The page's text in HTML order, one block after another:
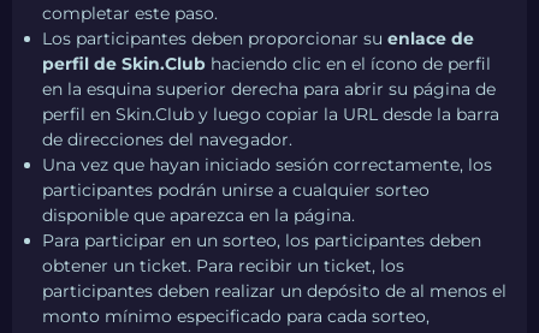
completar este paso.
Los participantes deben proporcionar su enlace de
perfil de Skin.Club haciendo clic en el ícono de perfil
en la esquina superior derecha para abrir su página de
perfil en Skin.Club y luego copiar la URL desde la barra
de direcciones del navegador.
Una vez que hayan iniciado sesión correctamente, los
participantes podrán unirse a cualquier sorteo
disponible que aparezca en la página.
Para participar en un sorteo, los participantes deben
obtener un ticket. Para recibir un ticket, los
participantes deben realizar un depósito de al menos el
monto mínimo especificado para cada sorteo,